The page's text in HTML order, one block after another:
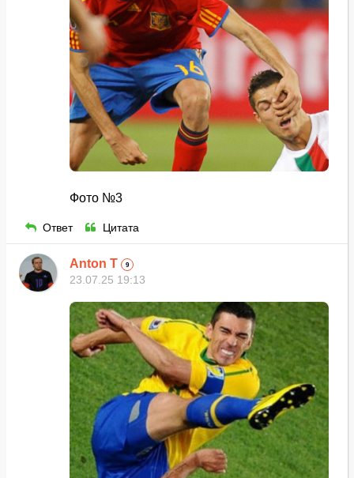
Фото №3
Ответ Цитата
Anton T 9
23.07.25 19:13